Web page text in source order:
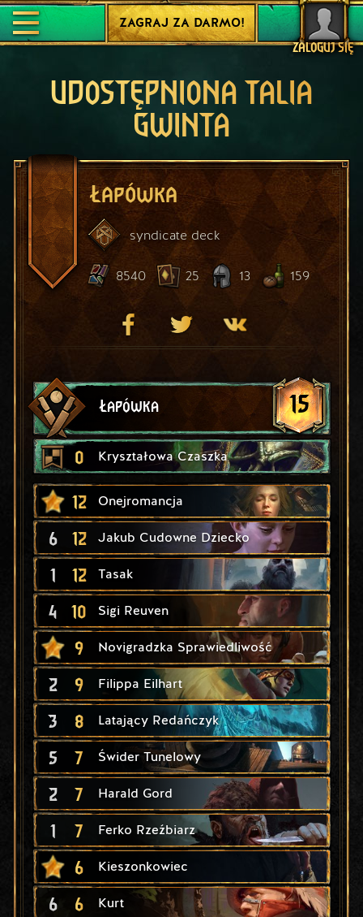
ZALOGUJ SIĘ
ZAGRAJ ZA DARMO!
UDOSTĘPNIONA TALIA
GWINTA
Łapówka
syndicate deck
8540 25 13 159
Łapówka 15
0 Kryształowa Czaszka
12 Onejromancja
6 12 Jakub Cudowne Dziecko
1 12 Tasak
4 10 Sigi Reuven
9 Novigradzka Sprawiedliwość
2 9 Filippa Eilhart
3 8 Latający Redańczyk
5 7 Świder Tunelowy
2 7 Harald Gord
1 7 Ferko Rzeźbiarz
6 Kieszonkowiec
6 6 Kurt